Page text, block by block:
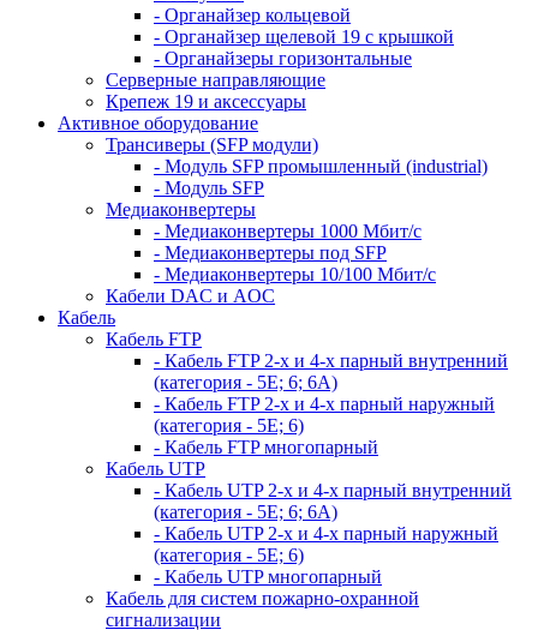
- Органайзер кольцевой
- Органайзер щелевой 19 с крышкой
- Органайзеры горизонтальные
Серверные направляющие
Крепеж 19 и аксессуары
Активное оборудование
Трансиверы (SFP модули)
- Модуль SFP промышленный (industrial)
- Модуль SFP
Медиаконвертеры
- Медиаконвертеры 1000 Мбит/с
- Медиаконвертеры под SFP
- Медиаконвертеры 10/100 Мбит/с
Кабели DAC и AOC
Кабель
Кабель FTP
- Кабель FTP 2-х и 4-х парный внутренний
(категория - 5Е; 6; 6А)
- Кабель FTP 2-х и 4-х парный наружный
(категория - 5Е; 6)
- Кабель FTP многопарный
Кабель UTP
- Кабель UTP 2-х и 4-х парный внутренний
(категория - 5Е; 6; 6А)
- Кабель UTP 2-х и 4-х парный наружный
(категория - 5Е; 6)
- Кабель UTP многопарный
Кабель для систем пожарно-охранной
сигнализации